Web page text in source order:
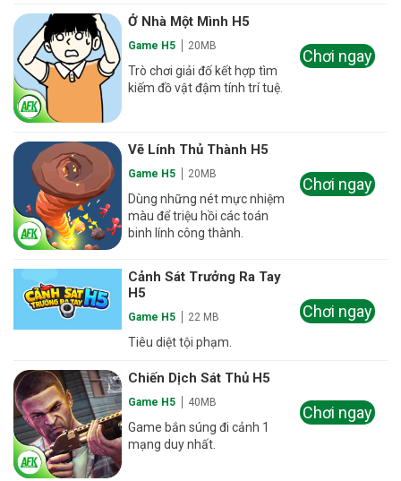
Ở Nhà Một Mình H5
Game H5 20MB
Trò chơi giải đố kết hợp tìm
kiếm đồ vật đậm tính trí tuệ.
Chơi ngay
Vẽ Lính Thủ Thành H5
Game H5 20MB
Dùng những nét mực nhiệm
màu để triệu hồi các toán
binh lính công thành.
Chơi ngay
Cảnh Sát Trưởng Ra Tay
H5
Game H5 22 MB
Tiêu diệt tội phạm.
Chơi ngay
Chiến Dịch Sát Thủ H5
Game H5 40MB
Game bắn súng đi cảnh 1
mạng duy nhất.
Chơi ngay